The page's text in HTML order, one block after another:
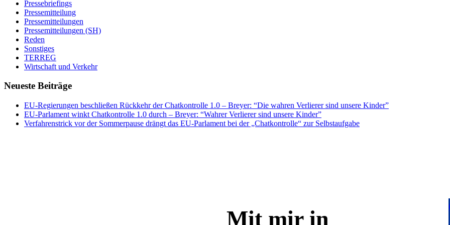
Pressebriefings
Pressemitteilung
Pressemitteilungen
Pressemitteilungen (SH)
Reden
Sonstiges
TERREG
Wirtschaft und Verkehr
Neueste Beiträge
EU-Regierungen beschließen Rückkehr der Chatkontrolle 1.0 – Breyer: “Die wahren Verlierer sind unsere Kinder”
EU-Parlament winkt Chatkontrolle 1.0 durch – Breyer: “Wahrer Verlierer sind unsere Kinder”
Verfahrenstrick vor der Sommerpause drängt das EU-Parlament bei der „Chatkontrolle“ zur Selbstaufgabe
Mit mir in